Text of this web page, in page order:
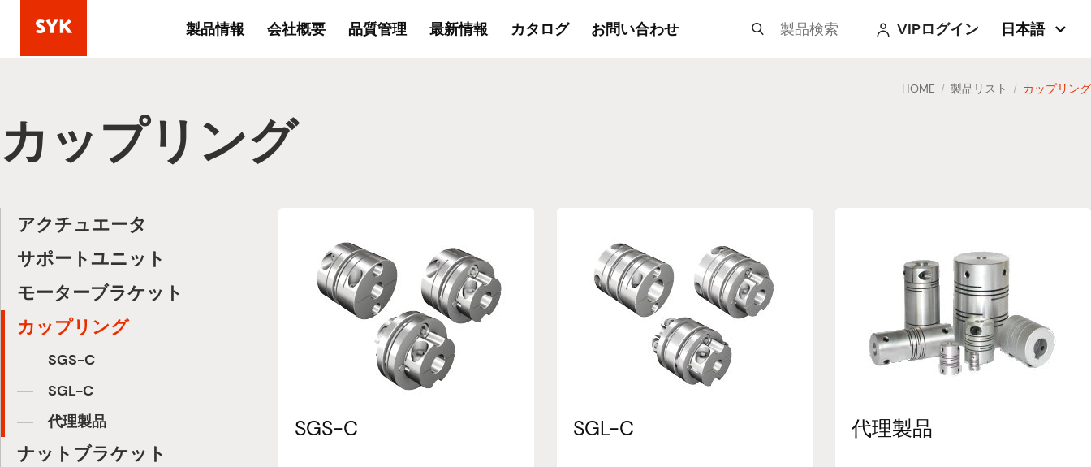
製品情報 会社概要 品質管理 最新情報 カタログ お問い合わせ   VIPログイン 日本語 
HOME / 製品リスト / カップリング
カップリング
アクチュエータ
サポートユニット
モーターブラケット
カップリング
SGS-C
SGL-C
代理製品
ナットブラケット
SGS-C SGL-C 代理製品